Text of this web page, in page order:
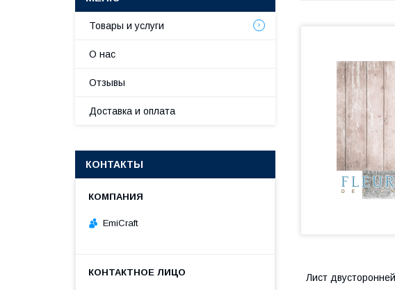
Лист
Товары и услуги
О нас
Отзывы
Доставка и оплата
КОНТАКТЫ
EmiCraft